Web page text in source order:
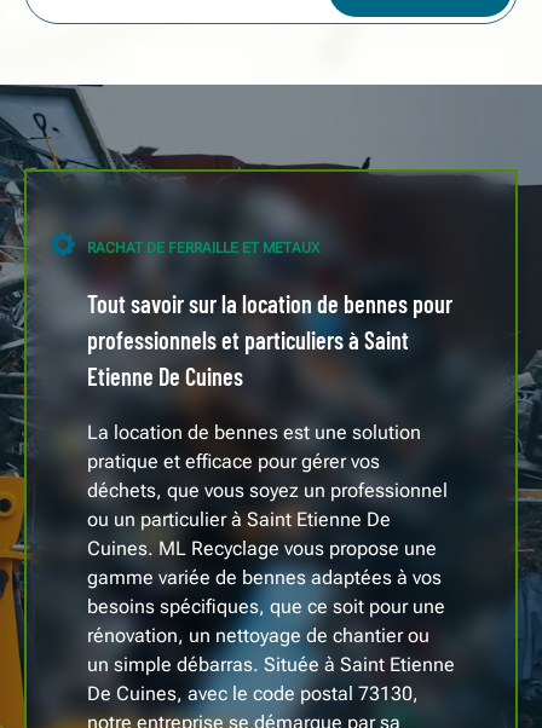
RACHAT DE FERRAILLE ET METAUX
Tout savoir sur la location de bennes pour
professionnels et particuliers à Saint
Etienne De Cuines
La location de bennes est une solution
pratique et efficace pour gérer vos
déchets, que vous soyez un professionnel
ou un particulier à Saint Etienne De
Cuines. ML Recyclage vous propose une
gamme variée de bennes adaptées à vos
besoins spécifiques, que ce soit pour une
rénovation, un nettoyage de chantier ou
un simple débarras. Située à Saint Etienne
De Cuines, avec le code postal 73130,
notre entreprise se démarque par sa